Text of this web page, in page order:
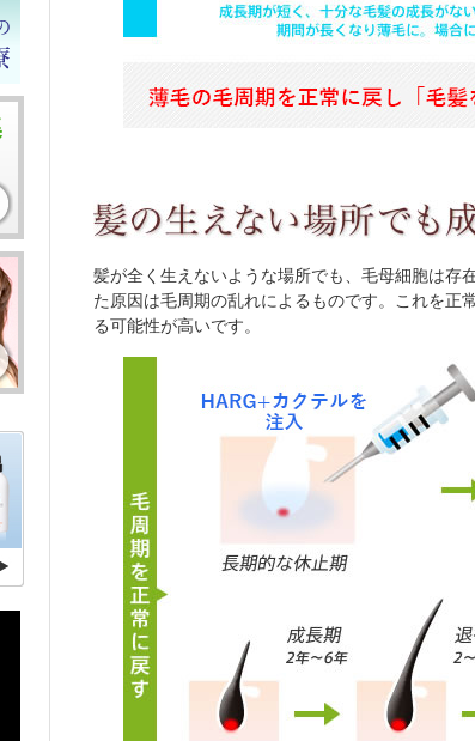
髪が全く生えないような場所でも、毛母細胞は存
た原因は毛周期の乱れによるものです。これを正
る可能性が高いです。